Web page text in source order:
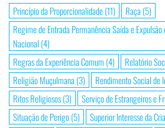
Princípio da Proporcionalidade(11) Raça (5)
Regime de Entrada Permanência Saída e
Nacional (4)
Regras da Experiência Comum (4) Relatório
Religião Muçulmana (3) Rendimento Social de
Ritos Religiosos(3) Serviço de Estrangeiros e
Situação de Perigo(5) Superior Interesse da